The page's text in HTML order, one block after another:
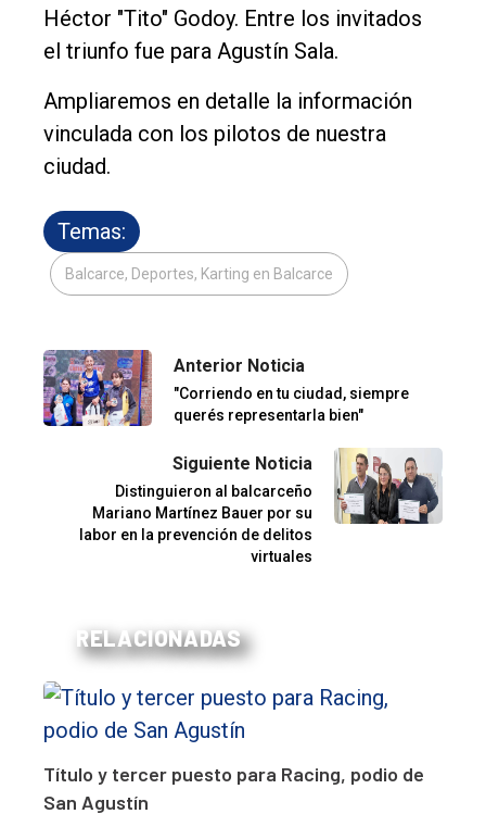
Héctor "Tito" Godoy. Entre los invitados
el triunfo fue para Agustín Sala.
Ampliaremos en detalle la información
vinculada con los pilotos de nuestra
ciudad.
Temas:
Balcarce, Deportes, Karting en Balcarce
Anterior Noticia
"Corriendo en tu ciudad, siempre
querés representarla bien"
Siguiente Noticia
Distinguieron al balcarceño
Mariano Martínez Bauer por su
labor en la prevención de delitos
virtuales
RELACIONADAS
Título y tercer puesto para Racing, podio de
San Agustín